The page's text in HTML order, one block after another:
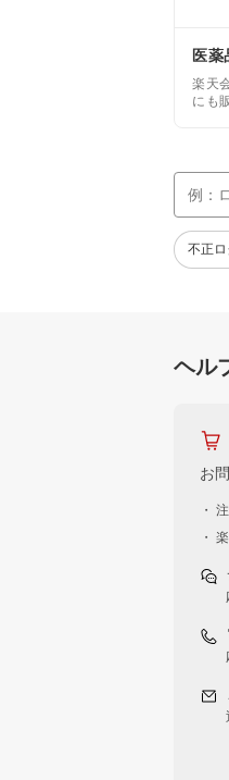
医薬
楽天
にも
不正
ヘル
お
・
・